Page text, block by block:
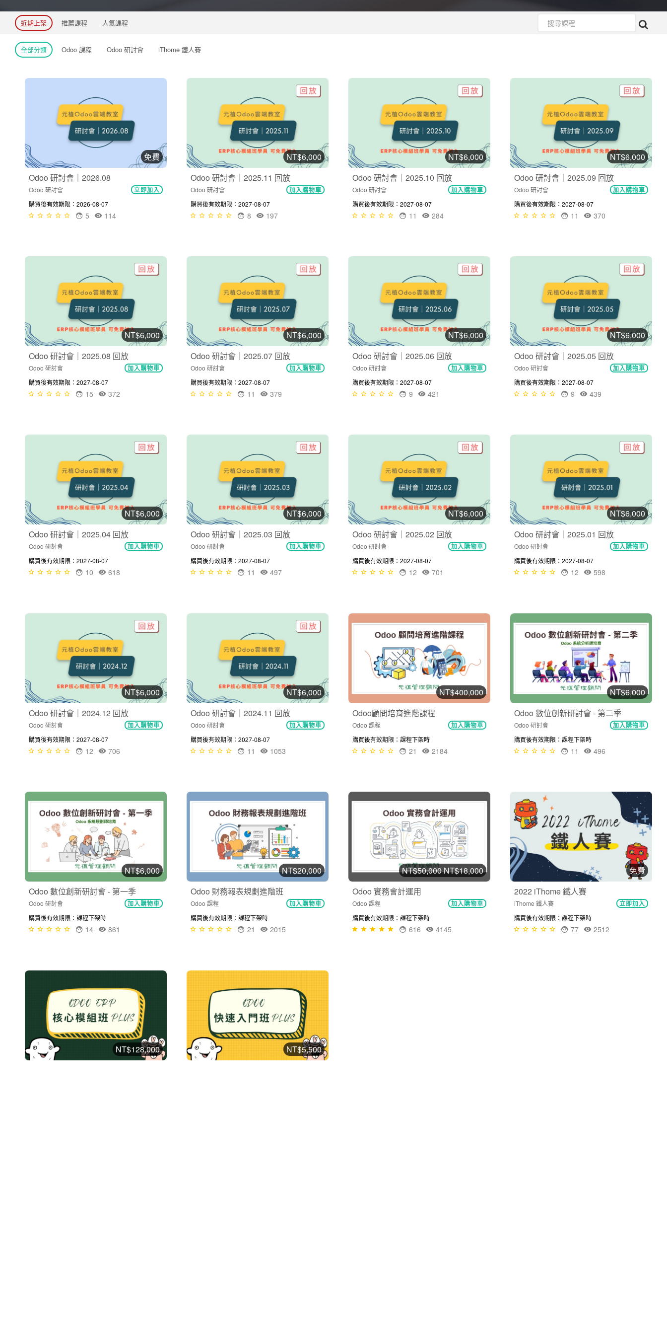
近期上架 推薦課程 人氣課程
全部分類 Odoo 課程 Odoo 研討會 iThome 鐵人賽
免費
Odoo 研討會｜2026.08
Odoo 研討會 立即加入
購買後有效期限：2026-08-07
114
5
NT$6,000
Odoo 研討會｜2025.11 回放
Odoo 研討會 加入購物車
購買後有效期限：2027-08-07
197
8
NT$6,000
Odoo 研討會｜2025.10 回放
Odoo 研討會 加入購物車
購買後有效期限：2027-08-07
284
11
NT$6,000
Odoo 研討會｜2025.09 回放
Odoo 研討會 加入購物車
購買後有效期限：2027-08-07
370
11
NT$6,000
Odoo 研討會｜2025.08 回放
Odoo 研討會 加入購物車
購買後有效期限：2027-08-07
372
15
NT$6,000
Odoo 研討會｜2025.07 回放
Odoo 研討會 加入購物車
購買後有效期限：2027-08-07
379
11
NT$6,000
Odoo 研討會｜2025.06 回放
Odoo 研討會 加入購物車
購買後有效期限：2027-08-07
421
9
NT$6,000
Odoo 研討會｜2025.05 回放
Odoo 研討會 加入購物車
購買後有效期限：2027-08-07
439
9
NT$6,000
Odoo 研討會｜2025.04 回放
Odoo 研討會 加入購物車
購買後有效期限：2027-08-07
618
10
NT$6,000
Odoo 研討會｜2025.03 回放
Odoo 研討會 加入購物車
購買後有效期限：2027-08-07
497
11
NT$6,000
Odoo 研討會｜2025.02 回放
Odoo 研討會 加入購物車
購買後有效期限：2027-08-07
701
12
NT$6,000
Odoo 研討會｜2025.01 回放
Odoo 研討會 加入購物車
購買後有效期限：2027-08-07
598
12
NT$6,000
Odoo 研討會｜2024.12 回放
Odoo 研討會 加入購物車
購買後有效期限：2027-08-07
706
12
NT$6,000
Odoo 研討會｜2024.11 回放
Odoo 研討會 加入購物車
購買後有效期限：2027-08-07
1053
11
NT$400,000
Odoo顧問培育進階課程
Odoo 課程 加入購物車
購買後有效期限：課程下架時
2184
21
NT$6,000
Odoo 數位創新研討會 - 第二季
Odoo 研討會 加入購物車
購買後有效期限：課程下架時
496
11
NT$6,000
Odoo 數位創新研討會 - 第一季
Odoo 研討會 加入購物車
購買後有效期限：課程下架時
861
14
NT$20,000
Odoo 財務報表規劃進階班
Odoo 課程 加入購物車
購買後有效期限：課程下架時
2015
21
NT$50,000NT$18,000
Odoo 實務會計運用
Odoo 課程 加入購物車
購買後有效期限：課程下架時
4145
616
免費
2022 iThome 鐵人賽
iThome 鐵人賽 立即加入
購買後有效期限：課程下架時
2512
77
NT$128,000
NT$5,500